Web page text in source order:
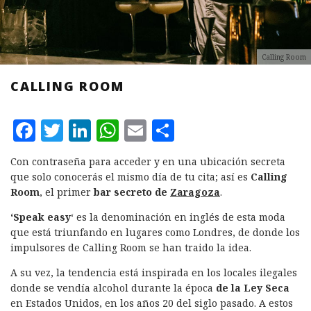
Calling Room
CALLING ROOM
F
a
c
e
b
o
o
k
T
w
it
te
r
L
i
n
k
e
d
I
n
W
h
at
s
A
p
p
E
m
ai
l
o
m
p
a
rt
ir
Con contraseña para acceder y en una ubicación secreta
que solo conocerás el mismo día de tu cita; así es Calling
Room, el primerbar secreto de Zaragoza.
‘Speak easy‘ es la denominación en inglés de esta moda
que está triunfando en lugares como Londres, de donde los
impulsores de Calling Room se han traido la idea.
A su vez, la tendencia está inspirada en los locales ilegales
donde se vendía alcohol durante la época de la Ley Seca
en Estados Unidos, en los años 20 del siglo pasado. A estos